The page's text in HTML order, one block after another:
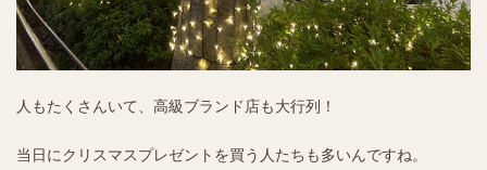
人もたくさんいて、高級ブランド店も大行列！
当日にクリスマスプレゼントを買う人たちも多いんですね。